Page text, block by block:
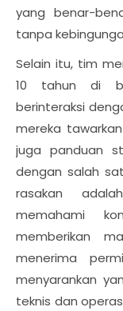
yang benar-
tanpa
Selain itu, tim
10 tahun di
berinteraksi
mereka
juga panduan
dengan salah
rasakan
memahami
memberikan
menerima
menyarankan
teknis dan